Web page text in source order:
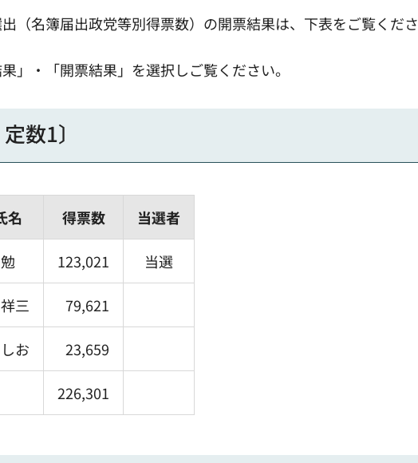
（名簿届出政党等別得票数）の開票結果は、下表をご覧くださ
」・「開票結果」を選択しご覧ください。
数1〕
名 得票数 当選者
123,021 当選
三 79,621
お 23,659
226,301